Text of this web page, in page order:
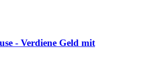
- Verdiene Geld mit